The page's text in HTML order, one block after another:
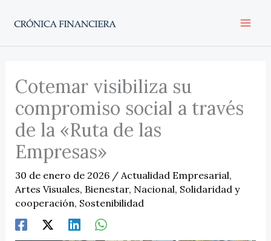
Cotemar visibiliza su
compromiso social a través
de la «Ruta de las
Empresas»
30 de enero de 2026 / Actualidad Empresarial,
Artes Visuales, Bienestar, Nacional, Solidaridad y
cooperación, Sostenibilidad